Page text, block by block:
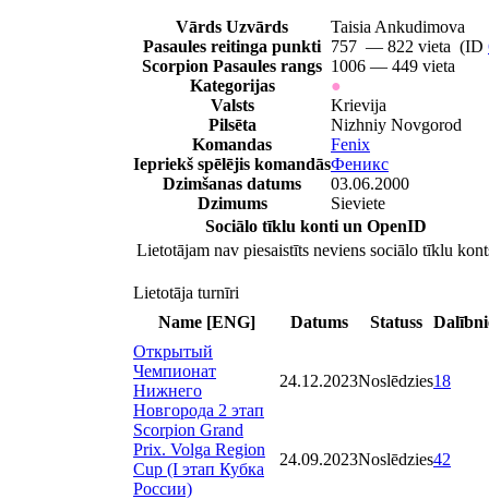
Vārds Uzvārds
Taisia Ankudimova
Pasaules reitinga punkti 757 — 822 vieta (ID
Scorpion Pasaules rangs 1006 — 449 vieta
Kategorijas
●
Valsts
Krievija
Pilsēta
Nizhniy Novgorod
Komandas
Fenix
Iepriekš spēlējis komandāsФеникс
Dzimšanas datums
03.06.2000
Dzimums
Sieviete
Sociālo tīklu konti un OpenID
Lietotājam nav piesaistīts neviens sociālo tīklu
Lietotāja turnīri
Name [ENG]
Datums Statuss
Открытый
Чемпионат
Нижнего
Новгорода 2 этап
24.12.2023Noslēdzies18
Scorpion Grand
Prix. Volga Region
Cup (I этап Кубка
России)
24.09.2023Noslēdzies42